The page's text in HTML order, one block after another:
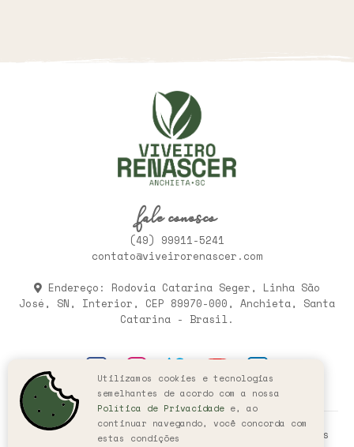
fale conosco
(49) 99911-5241
contato@viveirorenascer.com
Endereço: Rodovia Catarina Seger, Linha São
José, SN, Interior, CEP 89970-000, Anchieta, Santa
Catarina - Brasil.
© 2005-2026, Viveiro Renascer. Todos os direitos
Utilizamos cookies e tecnologias
semelhantes de acordo com a nossa
Política de Privacidade e, ao
continuar navegando, você concorda com
estas condições